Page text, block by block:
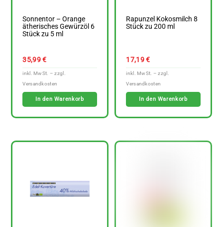
Sonnentor – Orange
ätherisches Gewürzöl 6
Stück zu 5 ml
35,99€
In den Warenkorb
Rapunzel Kokosmilch 8
Stück zu 200 ml
17,19€
In den Warenkorb